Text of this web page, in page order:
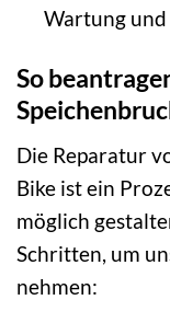
Wartung
So
Die Reparatur
Bike ist ein
möglich
Schritten, um
nehmen: